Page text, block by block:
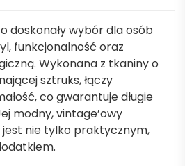
doskonały wybór dla osób
funkcjonalność oraz
Wykonana z tkaniny o
sztruks, łączy
co gwarantuje długie
modny, vintage’owy
jest nie tylko praktycznym,